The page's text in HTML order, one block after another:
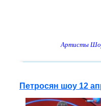
Артисты
Петросян шоу 12